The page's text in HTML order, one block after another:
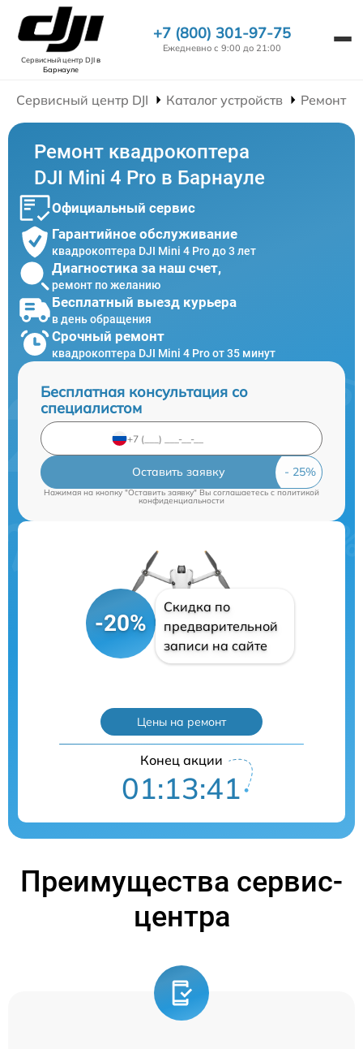
Сервисный центр DJIв
Барнауле
+7 (800) 301-97-75
Ежедневно с 9:00 до 21:00
Сервисный центр DJI Каталог устройств Ремонт
Ремонт квадрокоптера
DJI Mini 4 Pro в Барнауле
Официальный сервис
Гарантийное обслуживание
квадрокоптера DJI Mini 4 Pro до 3 лет
Диагностика за наш счет,
ремонт по желанию
Бесплатный выезд курьера
в день обращения
Срочный ремонт
квадрокоптера DJI Mini 4 Pro от 35 минут
Бесплатная консультация со
специалистом
Оставить заявку
Нажимая на кнопку "Оставить заявку" Вы соглашаетесь cполитикой
конфиденциальности
-20%
Скидка по
предварительной
записи на сайте
Цены на ремонт
Конец акции
01:13:40
Преимущества сервис-
центра